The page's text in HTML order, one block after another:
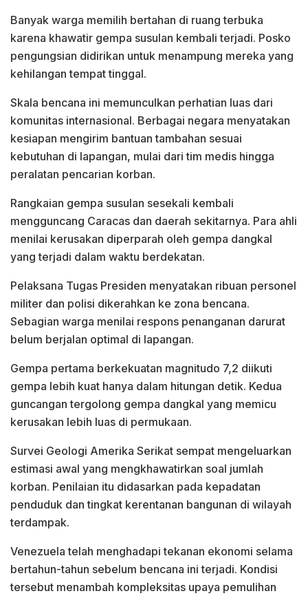
Banyak warga memilih bertahan di ruang terbuka
karena khawatir gempa susulan kembali terjadi. Posko
pengungsian didirikan untuk menampung mereka yang
kehilangan tempat tinggal.
Skala bencana ini memunculkan perhatian luas dari
komunitas internasional. Berbagai negara menyatakan
kesiapan mengirim bantuan tambahan sesuai
kebutuhan di lapangan, mulai dari tim medis hingga
peralatan pencarian korban.
Rangkaian gempa susulan sesekali kembali
mengguncang Caracas dan daerah sekitarnya. Para ahli
menilai kerusakan diperparah oleh gempa dangkal
yang terjadi dalam waktu berdekatan.
Pelaksana Tugas Presiden menyatakan ribuan personel
militer dan polisi dikerahkan ke zona bencana.
Sebagian warga menilai respons penanganan darurat
belum berjalan optimal di lapangan.
Gempa pertama berkekuatan magnitudo 7,2 diikuti
gempa lebih kuat hanya dalam hitungan detik. Kedua
guncangan tergolong gempa dangkal yang memicu
kerusakan lebih luas di permukaan.
Survei Geologi Amerika Serikat sempat mengeluarkan
estimasi awal yang mengkhawatirkan soal jumlah
korban. Penilaian itu didasarkan pada kepadatan
penduduk dan tingkat kerentanan bangunan di wilayah
terdampak.
Venezuela telah menghadapi tekanan ekonomi selama
bertahun-tahun sebelum bencana ini terjadi. Kondisi
tersebut menambah kompleksitas upaya pemulihan